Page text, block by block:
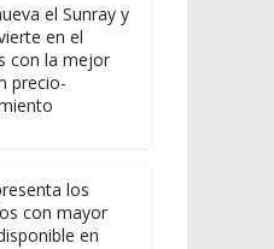
el Sunray y
en el
con la mejor
precio-
los
con mayor
en